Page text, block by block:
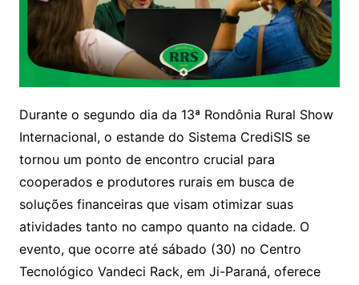
Durante o segundo dia da 13ª Rondônia Rural Show
Internacional, o estande do Sistema CrediSIS se
tornou um ponto de encontro crucial para
cooperados e produtores rurais em busca de
soluções financeiras que visam otimizar suas
atividades tanto no campo quanto na cidade. O
evento, que ocorre até sábado (30) no Centro
Tecnológico Vandeci Rack, em Ji-Paraná, oferece